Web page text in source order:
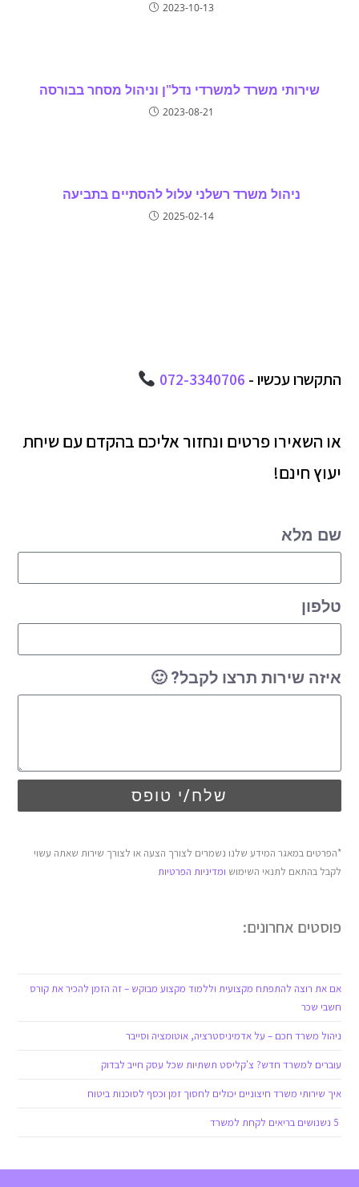
2023-10-13
שירותי משרד למשרדי נדל"ן וניהול מסחר בבורסה
2023-08-21
ניהול משרד רשלני עלול להסתיים בתביעה
2025-02-14
התקשרו עכשיו - 072-3340706
או השאירו פרטים ונחזור אליכם בהקדם עם שיחת
יעוץ חינם!
שם מלא
טלפון
איזה שירות תרצו לקבל? 🙂
שלח/י טופס
*הפרטים במאגר המידע שלנו נשמרים לצורך הצעה או לצורך שירות שאתה עשוי
לקבל בהתאם לתנאי השימוש ומדיניות הפרטיות
פוסטים אחרונים:
אם את רוצה להתפתח מקצועית וללמוד מקצוע מבוקש – זה הזמן להכיר את קורס
חשבי שכר
ניהול משרד חכם – על אדמיניסטרציה, אוטומציה וסייבר
עוברים למשרד חדש? צ'קליסט תשתיות שכל עסק חייב לבדוק
איך שירותי משרד חיצוניים יכולים לחסוך זמן וכסף לסוכנות ביטוח